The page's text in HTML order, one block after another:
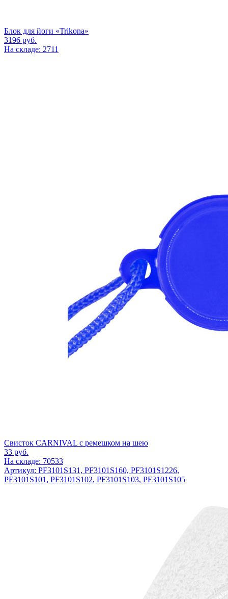
Блок для йоги «Trikona»
3196 руб.
На складе: 2711
Свисток CARNIVAL с ремешком на шею
33 руб.
На складе: 70533
Артикул: PF3101S131, PF3101S160, PF3101S1226,
PF3101S101, PF3101S102, PF3101S103, PF3101S105